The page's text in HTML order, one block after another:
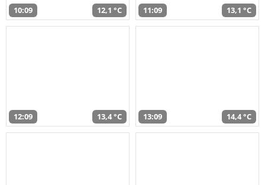
10:09 12,1 °C 11:09 13,1 °C
12:09 13,4 °C 13:09 14,4 °C